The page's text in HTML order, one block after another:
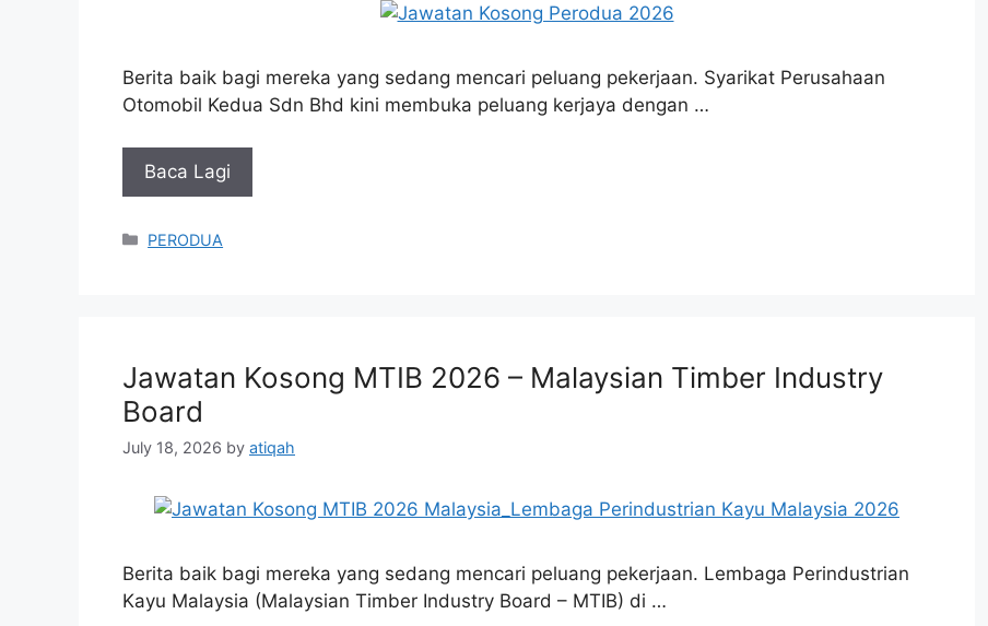
Berita baik bagi mereka yang sedang mencari peluang pekerjaan. Syarikat Perusahaan
Otomobil Kedua Sdn Bhd kini membuka peluang kerjaya dengan …
Baca Lagi
Categories
PERODUA
Jawatan Kosong MTIB 2026 – Malaysian Timber Industry
Board
July 18, 2026 by atiqah
Berita baik bagi mereka yang sedang mencari peluang pekerjaan. Lembaga Perindustrian
Kayu Malaysia (Malaysian Timber Industry Board – MTIB) di …